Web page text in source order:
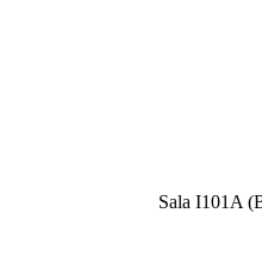
Sala I101A